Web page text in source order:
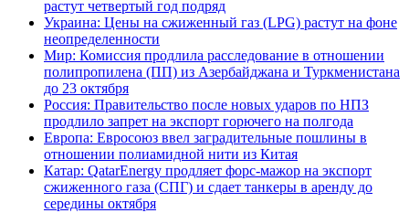
растут четвертый год подряд
Украина: Цены на сжиженный газ (LPG) растут на фоне
неопределенности
Мир: Комиссия продлила расследование в отношении
полипропилена (ПП) из Азербайджана и Туркменистана
до 23 октября
Россия: Правительство после новых ударов по НПЗ
продлило запрет на экспорт горючего на полгода
Европа: Евросоюз ввел заградительные пошлины в
отношении полиамидной нити из Китая
Катар: QatarEnergy продляет форс-мажор на экспорт
сжиженного газа (СПГ) и сдает танкеры в аренду до
середины октября